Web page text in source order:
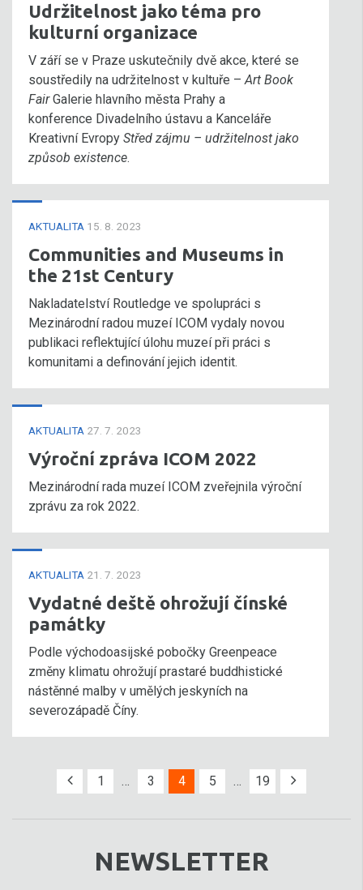
Udržitelnost jako téma pro
kulturní organizace
V září se v Praze uskutečnily dvě akce, které se
soustředily na udržitelnost v kultuře –Art Book
FairGalerie hlavního města Prahy a
konference Divadelního ústavu a Kanceláře
Kreativní Evropy Střed zájmu – udržitelnost jako
způsob existence.
AKTUALITA 15. 8. 2023
Communities and Museums in
the 21st Century
Nakladatelství Routledge ve spolupráci s
Mezinárodní radou muzeí ICOM vydaly novou
publikaci reflektující úlohu muzeí při práci s
komunitami a definování jejich identit.
AKTUALITA 27. 7. 2023
Výroční zpráva ICOM 2022
Mezinárodní rada muzeí ICOM zveřejnila výroční
zprávu za rok 2022.
AKTUALITA 21. 7. 2023
Vydatné deště ohrožují čínské
památky
Podle východoasijské pobočky Greenpeace
změny klimatu ohrožují prastaré buddhistické
nástěnné malby v umělých jeskyních na
severozápadě Číny.
1 … 3 4 5 … 19
NEWSLETTER